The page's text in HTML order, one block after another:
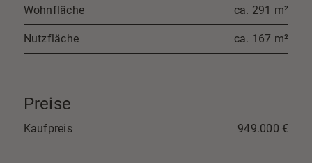
Wohnfläche ca. 291 m²
Nutzfläche ca. 167 m²
Preise
Kaufpreis 949.000 €